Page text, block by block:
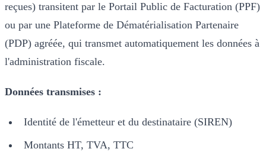
reçues) transitent par le Portail Public de Facturation (PPF)
ou par une Plateforme de Dématérialisation Partenaire
(PDP) agréée, qui transmet automatiquement les données à
l'administration fiscale.
Données transmises :
Identité de l'émetteur et du destinataire (SIREN)
Montants HT, TVA, TTC